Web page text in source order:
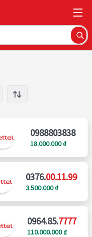
0988803838
18.000.000 ₫
0376.00.11.99
3.500.000 ₫
0964.85.7777
110.000.000 ₫